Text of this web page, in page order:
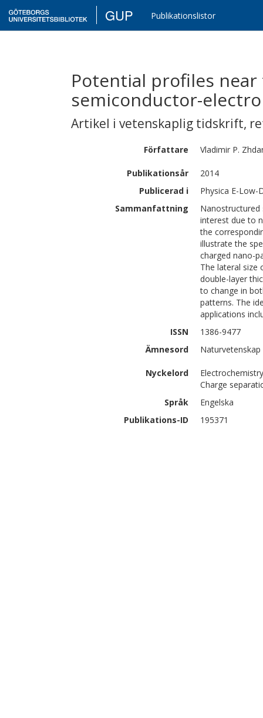
GUP Publikationslistor
Potential profiles
semiconductor-
Artikel i vetenskaplig tidskrift,
Författare Vladimir P.
Publikationsår
2014
Publicerad i
Physica E-
Sammanfattning
interest due to
the
illustrate the
charged nano-
The lateral size
double-layer
to change in
patterns. The
applications
ISSN
1386-9477
Ämnesord
Nyckelord
Charge
Språk
Engelska
Publikations-ID
195371